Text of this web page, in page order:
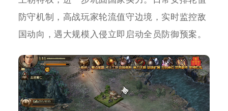
防守机制，高战玩家轮流值守边境，实时监控敌
国动向，遇大规模入侵立即启动全员防御预案。